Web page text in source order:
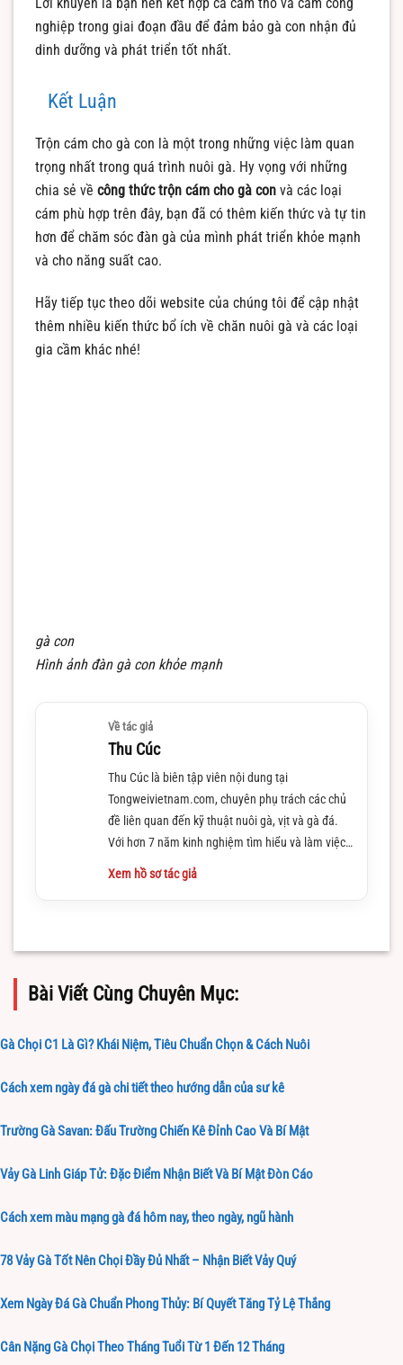
nghiệp trong giai đoạn đầu để đảm bảo gà con nhận đủ
dinh dưỡng và phát triển tốt nhất.
Kết Luận
Trộn cám cho gà con là một trong những việc làm quan
trọng nhất trong quá trình nuôi gà. Hy vọng với những
chia sẻ về công thức trộn cám cho gà con và các loại
cám phù hợp trên đây, bạn đã có thêm kiến thức và tự tin
hơn để chăm sóc đàn gà của mình phát triển khỏe mạnh
và cho năng suất cao.
Hãy tiếp tục theo dõi website của chúng tôi để cập nhật
thêm nhiều kiến thức bổ ích về chăn nuôi gà và các loại
gia cầm khác nhé!
gà con
Hình ảnh đàn gà con khỏe mạnh
Về tác giả
Thu Cúc
Thu Cúc là biên tập viên nội dung tại
Tongweivietnam.com, chuyên phụ trách các chủ
đề liên quan đến kỹ thuật nuôi gà, vịt và gà đá.
Với hơn 7 năm kinh nghiệm tìm hiểu và làm việc
trong lĩnh vực này
Xem hồ sơ tác giả
Bài Viết Cùng Chuyên Mục:
Gà Chọi C1 Là Gì? Khái Niệm, Tiêu Chuẩn Chọn & Cách Nuôi
Cách xem ngày đá gà chi tiết theo hướng dẫn của sư kê
Trường Gà Savan: Đấu Trường Chiến Kê Đỉnh Cao Và Bí Mật
Vảy Gà Linh Giáp Tử: Đặc Điểm Nhận Biết Và Bí Mật Đòn Cáo
Cách xem màu mạng gà đá hôm nay, theo ngày, ngũ hành
78 Vảy Gà Tốt Nên Chọi Đầy Đủ Nhất – Nhận Biết Vảy Quý
Xem Ngày Đá Gà Chuẩn Phong Thủy: Bí Quyết Tăng Tỷ Lệ Thắng
Cân Nặng Gà Chọi Theo Tháng Tuổi Từ 1 Đến 12 Tháng